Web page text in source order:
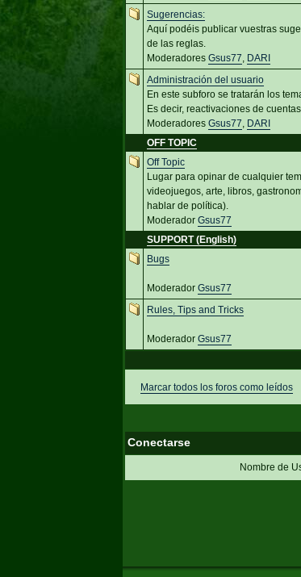
Sugerencias:
Aquí podéis publicar vuestras
de las reglas.
Moderadores Gsus77, DARI
Administración del usuario
En este subforo se tratarán los
Es decir, reactivaciones de
Moderadores Gsus77, DARI
OFF TOPIC
Off Topic
Lugar para opinar de cualquier
videojuegos, arte, libros,
hablar de política).
Moderador Gsus77
SUPPORT (English)
Bugs
Moderador Gsus77
Rules, Tips and Tricks
Moderador Gsus77
Marcar todos los foros como leídos
Conectarse
Nombre de